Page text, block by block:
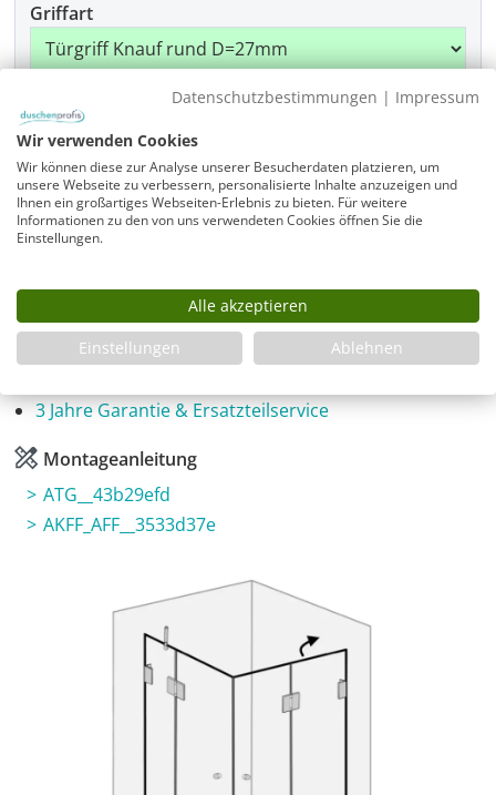
Griffart
Beschlagfarbe
Produkt Anzahl: Gib den gewünschten
In den Warenkorb
Infos
Fragen zum Artikel
3 Jahre Garantie & Ersatzteilservice
Montageanleitung
ATG__43b29efd
AKFF_AFF__3533d37e
Datenschutzbestimmungen | Impressum
Wir verwenden Cookies
Wir können diese zur Analyse unserer Besucherdaten platzieren, um
unsere Webseite zu verbessern, personalisierte Inhalte anzuzeigen und
Ihnen ein großartiges Webseiten-Erlebnis zu bieten. Für weitere
Informationen zu den von uns verwendeten Cookies öffnen Sie die
Einstellungen.
Alle akzeptieren
Einstellungen
Ablehnen